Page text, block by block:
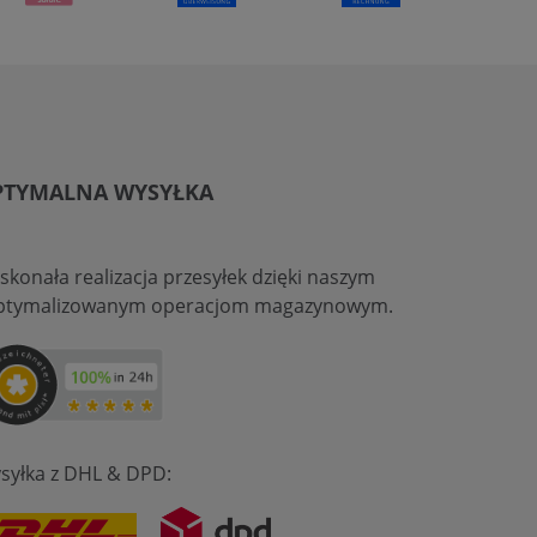
WYSYŁKA
realizacja przesyłek dzięki naszym
operacjom magazynowym.
z DHL & DPD: